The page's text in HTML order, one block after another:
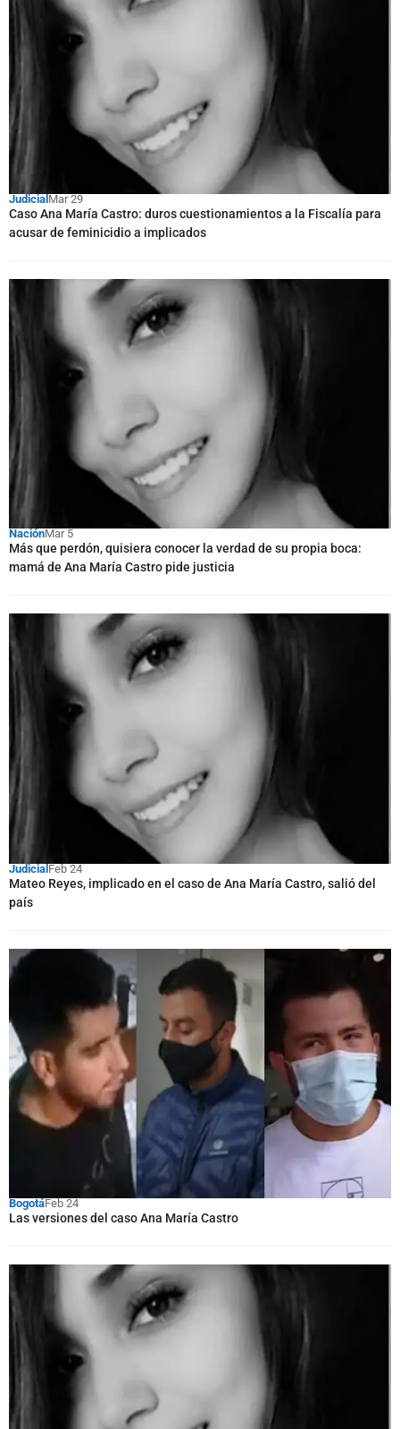
JudicialMar 29
Caso Ana María Castro: duros cuestionamientos a la Fiscalía para
acusar de feminicidio a implicados
NaciónMar 5
Más que perdón, quisiera conocer la verdad de su propia boca:
mamá de Ana María Castro pide justicia
JudicialFeb 24
Mateo Reyes, implicado en el caso de Ana María Castro, salió del
país
BogotáFeb 24
Las versiones del caso Ana María Castro